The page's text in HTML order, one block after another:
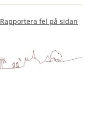
Rapportera fel på sidan